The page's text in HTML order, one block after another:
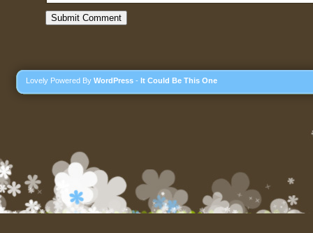
Lovely Powered By WordPress - It Could Be This One